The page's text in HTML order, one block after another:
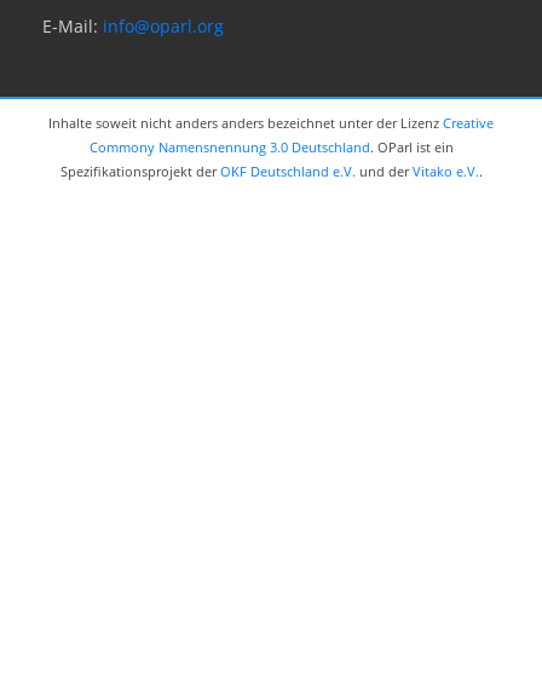
E-Mail: info@oparl.org
Inhalte soweit nicht anders anders bezeichnet unter der Lizenz Creative
Commony Namensnennung 3.0 Deutschland. OParl ist ein
Spezifikationsprojekt derOKF Deutschland e.V. und derVitako e.V..